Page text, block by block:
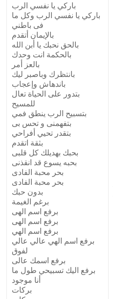
باركي يا نفسي الرب
باركي يا نفسي الرب وكل ما
فى باطني
بالإيمان أتقدم
بالحق نحبك يا أبن الله
بالحكمة انت وحدك
بالعز أمر
بانتظرك وباصبر ليك
باندهاش وإعجاب
بتدور على الحياة تعال
للمسيح
بتسبيح الرب ينطق فمي
بتفهمنى و تحس بى
بتقدر تحيي أفراحي
بثقة اتقدم
بحبك بهديلك كل قلبى
بحبه يسوع قد انقذنى
بحر محبة الفادى
بحر محبة الفادى
بدون حبك
برفع اسم الهى
برفع اسم الهى
برفع اسم الهي
برفع اسم الهي عالي عالي
لفوق
برفع اسمك عالى
برفع اليك تسبيحي طول ما
أنا موجود
بركات